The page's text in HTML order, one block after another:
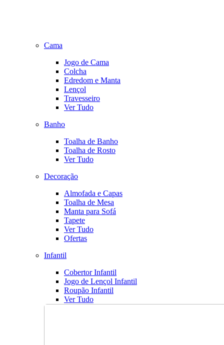
Cama
Jogo de Cama
Colcha
Edredom e Manta
Lençol
Travesseiro
Ver Tudo
Banho
Toalha de Banho
Toalha de Rosto
Ver Tudo
Decoração
Almofada e Capas
Toalha de Mesa
Manta para Sofá
Tapete
Ver Tudo
Ofertas
Infantil
Cobertor Infantil
Jogo de Lençol Infantil
Roupão Infantil
Ver Tudo